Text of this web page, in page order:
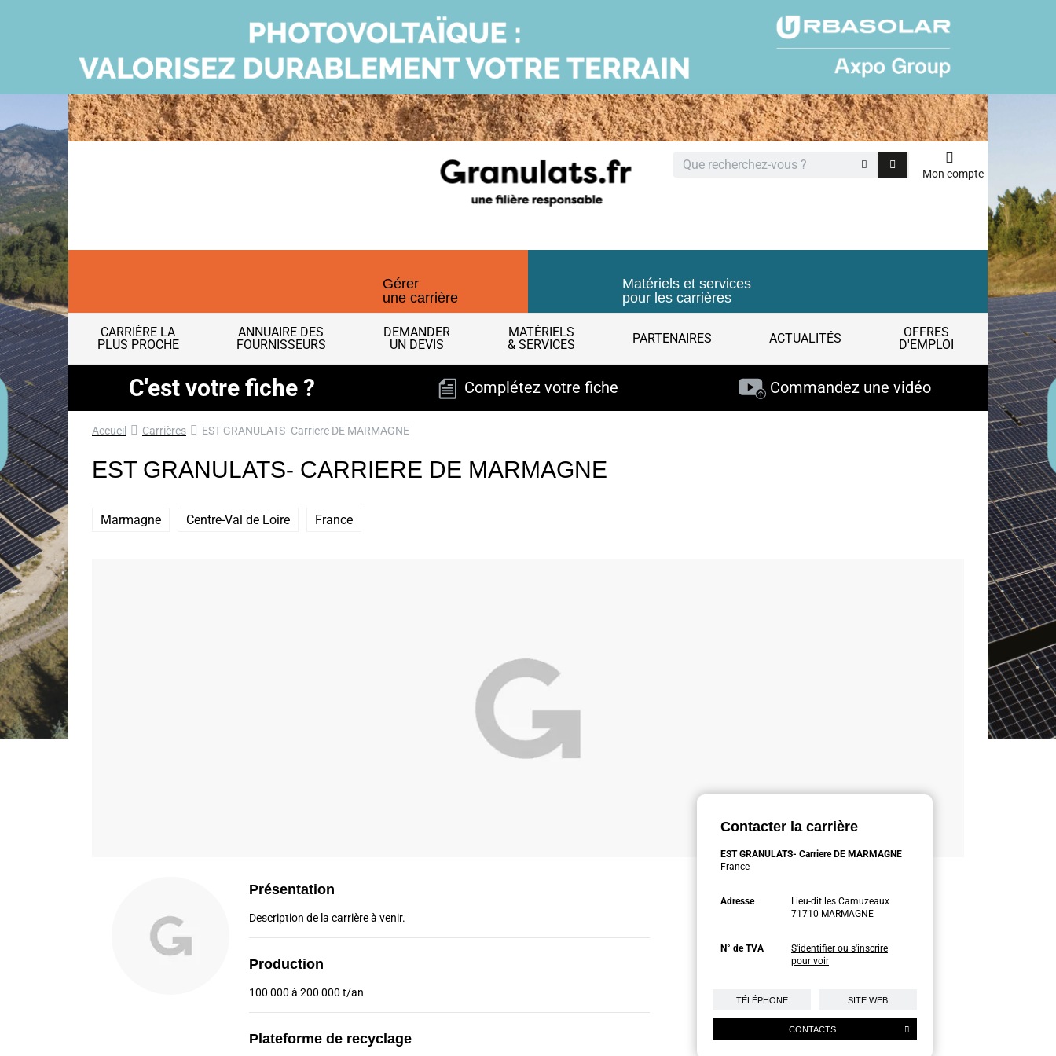
Gérer
une carrière
Matériels et services
pour les carrières
CARRIÈRE LA
PLUS PROCHE
ANNUAIRE DES
FOURNISSEURS
DEMANDER
UN DEVIS
MATÉRIELS
& SERVICES
PARTENAIRES ACTUALITÉS
OFFRES
D'EMPLOI
Mon compte
C'est votre fiche ? Complétez votre fiche Commandez une vidéo
Accueil Carrières EST GRANULATS- Carriere DE MARMAGNE
EST GRANULATS- CARRIERE DE MARMAGNE
Marmagne Centre-Val de Loire France
Contacter la carrière
EST GRANULATS- Carriere DE MARMAGNE
France
Adresse
Lieu-dit les Camuzeaux
71710 MARMAGNE
N° de TVA
S'identifier ou s'inscrire
pour voir
TÉLÉPHONE SITE WEB
CONTACTS
Présentation
Description de la carrière à venir.
Production
100 000 à 200 000 t/an
Plateforme de recyclage